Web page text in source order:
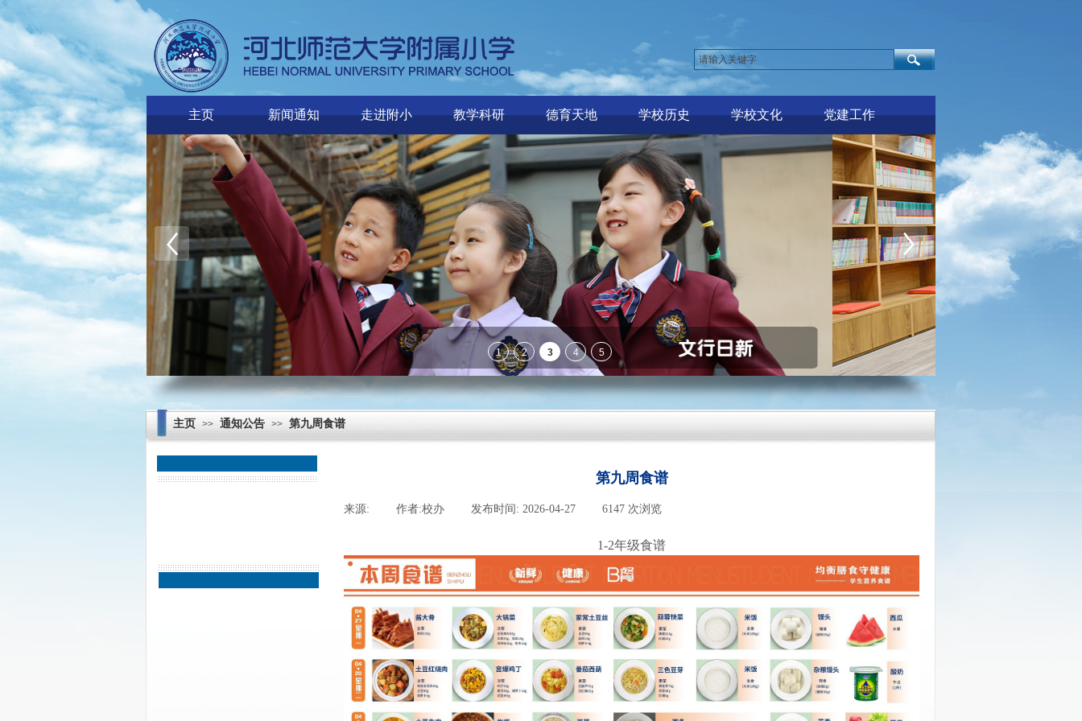
主页 新闻通知 走进附小 教学科研 德育天地 学校历史 学校文化 党建工作
主页 >> 通知公告 >> 第九周食谱
第九周食谱
来源: 作者:校办 发布时间: 2026-04-27 6147 次浏览
1-2年级食谱